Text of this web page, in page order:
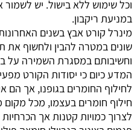
וכל שימוש ללא בישול. יש
במניעת ריקבון.
מינרל קורט אבץ בשנים
שונים במטרה להבין ולחשוף את
וחשיבותם במסגרת השמירה על
המדע כיום כי יסודות הקורט
לחילוף החומרים בגופנו, אך
חילוף חומרים בעצמו, מכל
לצרוך כמויות קטנות אך